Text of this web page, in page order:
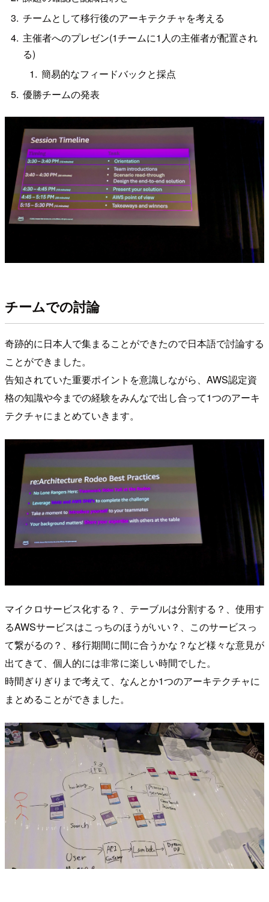
チームとして移行後のアーキテクチャを考える
主催者へのプレゼン(1チームに1人の主催者が配置され
る)
簡易的なフィードバックと採点
優勝チームの発表
チームでの討論
奇跡的に日本人で集まることができたので日本語で討論する
ことができました。
告知されていた重要ポイントを意識しながら、AWS認定資
格の知識や今までの経験をみんなで出し合って1つのアーキ
テクチャにまとめていきます。
マイクロサービス化する？、テーブルは分割する？、使用す
るAWSサービスはこっちのほうがいい？、このサービスっ
て繋がるの？、移行期間に間に合うかな？など様々な意見が
出てきて、個人的には非常に楽しい時間でした。
時間ぎりぎりまで考えて、なんとか1つのアーキテクチャに
まとめることができました。